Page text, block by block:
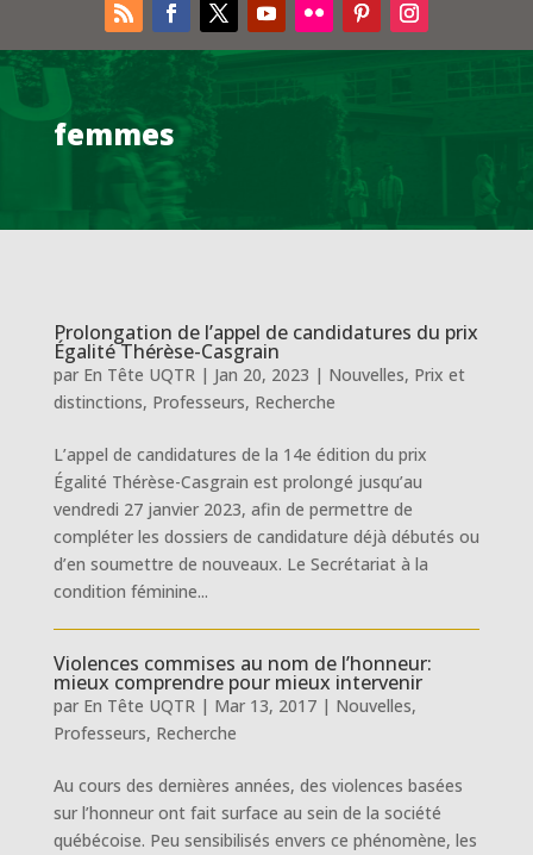
femmes
Prolongation de l’appel de candidatures du prix
Égalité Thérèse-Casgrain
par En Tête UQTR| Jan 20, 2023 | Nouvelles, Prix et
distinctions, Professeurs, Recherche
L’appel de candidatures de la 14e édition du prix
Égalité Thérèse-Casgrain est prolongé jusqu’au
vendredi 27 janvier 2023, afin de permettre de
compléter les dossiers de candidature déjà débutés ou
d’en soumettre de nouveaux. Le Secrétariat à la
condition féminine...
Violences commises au nom de l’honneur:
mieux comprendre pour mieux intervenir
par En Tête UQTR| Mar 13, 2017| Nouvelles,
Professeurs, Recherche
Au cours des dernières années, des violences basées
sur l’honneur ont fait surface au sein de la société
québécoise. Peu sensibilisés envers ce phénomène, les